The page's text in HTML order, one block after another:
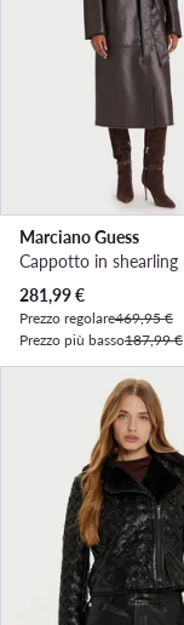
Marciano Guess
Prezzo attuale
281,99€
Prezzo regolare469,95 €
Prezzo più basso187,99 €